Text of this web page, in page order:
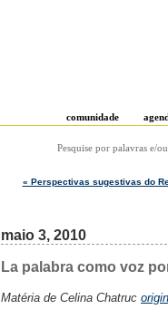
comunidade
Pesquise por palavras e/
« Perspectivas sugestivas do
maio 3, 2010
La palabra como voz
Matéria de Celina Chatruc